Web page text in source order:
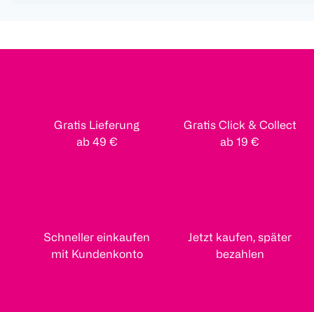
Gratis Lieferung
ab 49 €
Gratis Click & Collect
ab 19 €
Schneller einkaufen
mit Kundenkonto
Jetzt kaufen, später
bezahlen